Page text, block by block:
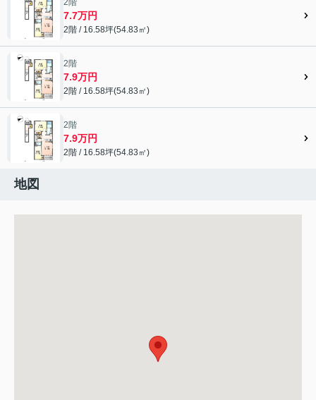
2階
7.7万円
2階 / 16.58坪(54.83㎡)
2階
7.9万円
2階 / 16.58坪(54.83㎡)
2階
7.9万円
2階 / 16.58坪(54.83㎡)
地図